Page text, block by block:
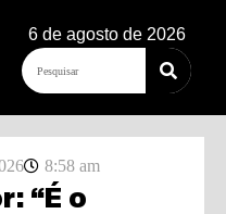
6 de agosto de 2026
8:58 am
“É o